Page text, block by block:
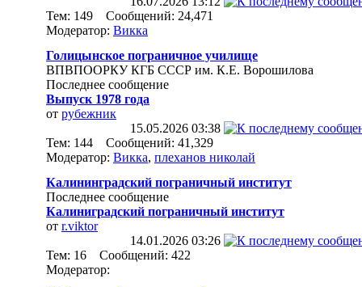
Тем: 149 Сообщений: 24,471
Модератор: Викка
Голицынское пограничное училище
ВПВПООРКУ КГБ СССР им. К.Е. Ворошилова
Последнее сообщение
Выпуск 1978 года
от рубежник
15.05.2026 03:38
Тем: 144 Сообщений: 41,329
Модератор: Викка, плеханов николай
Калининградский пограничный институт
Последнее сообщение
Калиниградский пограничный институт
от r.viktor
14.01.2026 03:26
Тем: 16 Сообщений: 422
Модератор: